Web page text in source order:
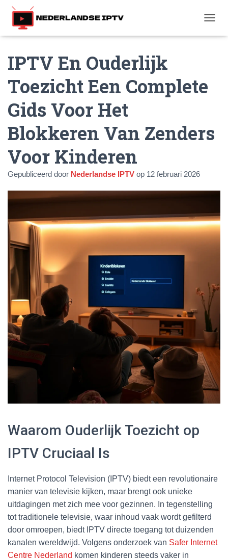
O
A
T
IPTV En Ouderlijk
Toezicht Een Complete
Gids Voor Het
Blokkeren Van Zenders
Voor Kinderen
Gepubliceerd door Nederlandse IPTV op 12 februari 2026
Waarom Ouderlijk Toezicht op
IPTV Cruciaal Is
Internet Protocol Television (IPTV) biedt een revolutionaire
manier van televisie kijken, maar brengt ook unieke
uitdagingen met zich mee voor gezinnen. In tegenstelling
tot traditionele televisie, waar inhoud vaak wordt gefilterd
door omroepen, biedt IPTV directe toegang tot duizenden
kanalen wereldwijd. Volgens onderzoek van Safer Internet
Centre Nederland komen kinderen steeds vaker in